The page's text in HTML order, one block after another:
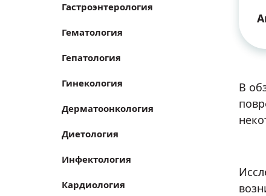
Гастроэнтерология
Гематология
Гепатология
Гинекология
Дерматоонкология
Диетология
Инфектология
Кардиология
В